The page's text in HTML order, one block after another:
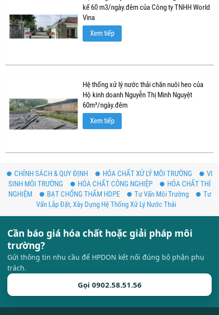
kế 60 m3/ngày.đêm của Công ty TNHH World
Vina
Xem tiếp
Hệ thống xử lý nước thải chăn nuôi heo của
Hộ kinh doanh Nguyễn Thị Minh Nguyệt
60m³/ngày.đêm
Xem tiếp
CHÍNH SÁCH & QUY ĐỊNH HÓA CHẤT XỬ LÝ MÔI TRƯỜNG
VI
SINH MÔI TRƯỜNG
HÓA CHẤT CÔNG NGHIỆP
HÓA CHẤT THÍ
NGHIỆM
BẠT CHỐNG THẤM HDPE Tư Vấn Môi Trường
Tư
Vấn Lắp Đặt, Xây Dựng Hệ Thống Xử Lý Nước Thải
Cần báo giá hóa chất hoặc giải pháp môi
trường?
Gửi thông tin nhu cầu để HPDON kết nối đúng bộ phận phụ
trách.
Gọi 0902.58.51.56